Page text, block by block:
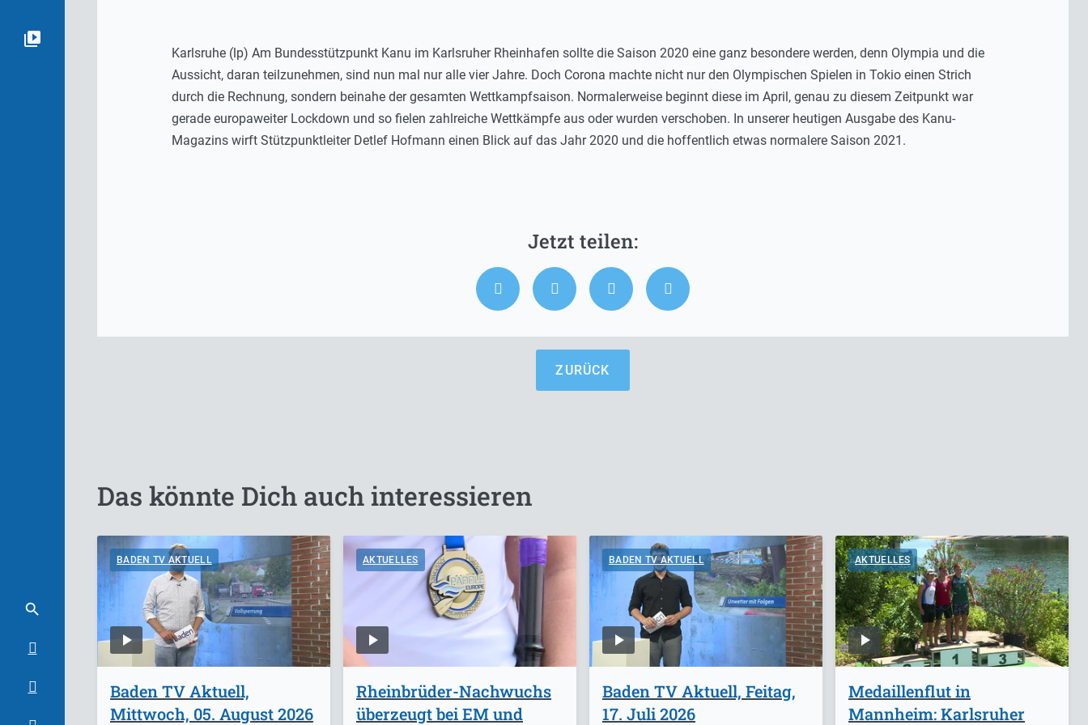
Karlsruhe (lp) Am Bundesstützpunkt Kanu im Karlsruher Rheinhafen sollte die Saison 2020 eine ganz besondere werden, denn Olympia und die
Aussicht, daran teilzunehmen, sind nun mal nur alle vier Jahre. Doch Corona machte nicht nur den Olympischen Spielen in Tokio einen Strich
durch die Rechnung, sondern beinahe der gesamten Wettkampfsaison. Normalerweise beginnt diese im April, genau zu diesem Zeitpunkt war
gerade europaweiter Lockdown und so fielen zahlreiche Wettkämpfe aus oder wurden verschoben. In unserer heutigen Ausgabe des Kanu-
Magazins wirft Stützpunktleiter Detlef Hofmann einen Blick auf das Jahr 2020 und die hoffentlich etwas normalere Saison 2021.
ZURÜCK
Das könnte Dich auch interessieren
BADEN TV AKTUELL
Baden TV Aktuell,
Mittwoch, 05. August 2026
AKTUELLES
Rheinbrüder-Nachwuchs
überzeugt bei EM und
BADEN TV AKTUELL
Baden TV Aktuell, Feitag,
17. Juli 2026
AKTUELLES
Medaillenflut in
Mannheim: Karlsruher